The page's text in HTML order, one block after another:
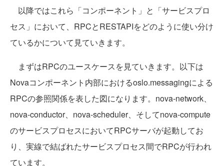
以降ではこれら「コンポーネント」と「サービスプロ
セス」において、RPCとRESTAPIをどのように使い分け
ているかについて見ていきます。
まずはRPCのユースケースを見ていきます。以下は
Novaコンポーネント内部におけるoslo.messagingによる
RPCの参照関係を表した図になります。nova-network、
nova-conductor、nova-scheduler、そしてnova-compute
のサービスプロセスにおいてRPCサーバが起動してお
り、実線で結ばれたサービスプロセス間でRPCが行われ
ています。